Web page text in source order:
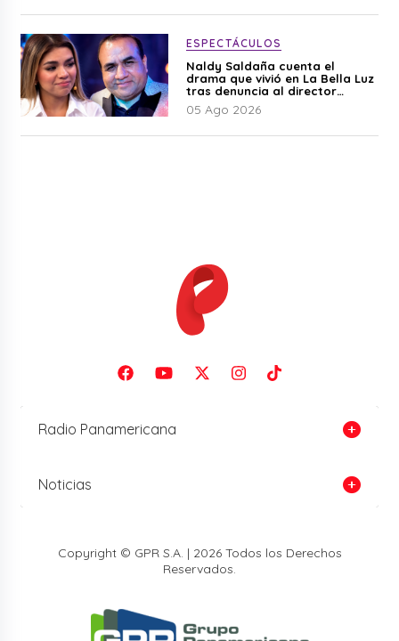
ESPECTÁCULOS
Naldy Saldaña cuenta el
drama que vivió en La Bella Luz
tras denuncia al director
musical: “No me parece justo”
05 Ago 2026
Radio Panamericana
Noticias
Copyright © GPR S.A. | 2026 Todos los Derechos
Reservados.